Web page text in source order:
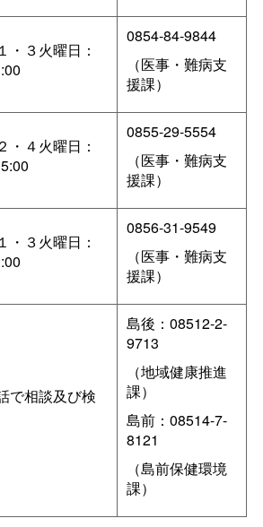
・３火曜日：
0854-84-9844
（医事・難病支
援課）
・４火曜日：
0855-29-5554
（医事・難病支
援課）
・３火曜日：
0856-31-9549
（医事・難病支
援課）
で相談及び検
島後：08512-2-
9713
（地域健康推進
課）
島前：08514-7-
8121
（島前保健環境
課）